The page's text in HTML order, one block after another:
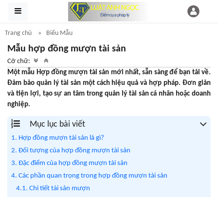
Trang chủ Biểu Mẫu
Mẫu hợp đồng mượn tài sản
Cỡ chữ:
Một mẫu Hợp đồng mượn tài sản mới nhất, sẵn sàng để bạn tải về.
Đảm bảo quản lý tài sản một cách hiệu quả và hợp pháp. Đơn giản
và tiện lợi, tạo sự an tâm trong quản lý tài sản cá nhân hoặc doanh
nghiệp.
Mục lục bài viết
1. Hợp đồng mượn tài sản là gì?
2. Đối tượng của hợp đồng mượn tài sản
3. Đặc điểm của hợp đồng mượn tài sản
4. Các phần quan trọng trong hợp đồng mượn tài sản
4.1. Chi tiết tài sản mượn